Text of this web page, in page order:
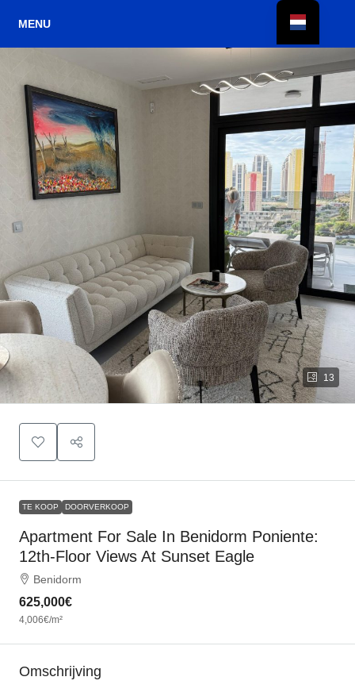
13
TE KOOP DOORVERKOOP
Apartment For Sale In Benidorm Poniente:
12th-Floor Views At Sunset Eagle
Benidorm
625,000€
4,006€/m²
Omschrijving